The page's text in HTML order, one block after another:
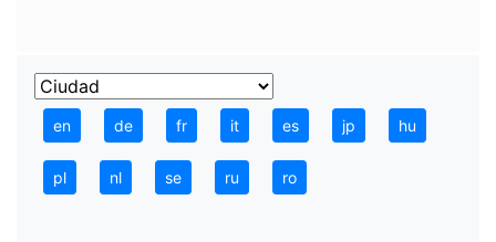
en de fr it es jp hu
pl nl se ru ro